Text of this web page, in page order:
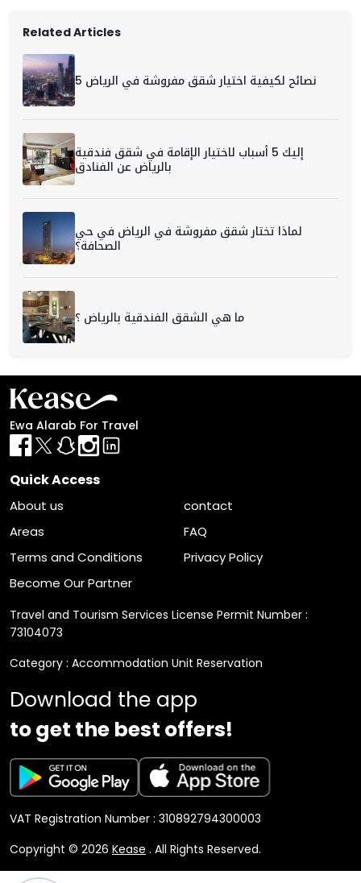
Related Articles
5 نصائح لكيفية اختيار شقق مفروشة في الرياض
إليك 5 أسباب لاختيار الإقامة في شقق فندقية
بالرياض عن الفنادق
لماذا تختار شقق مفروشة في الرياض في حي
الصحافة؟
ما هي الشقق الفندقية بالرياض ؟
Ewa Alarab For Travel
Quick Access
About us
contact
Areas
FAQ
Terms and Conditions
Privacy Policy
Become Our Partner
Travel and Tourism Services License Permit Number :
73104073
Category : Accommodation Unit Reservation
Download the app
to get the best offers!
VAT Registration Number : 310892794300003
Copyright © 2026 Kease . All Rights Reserved.